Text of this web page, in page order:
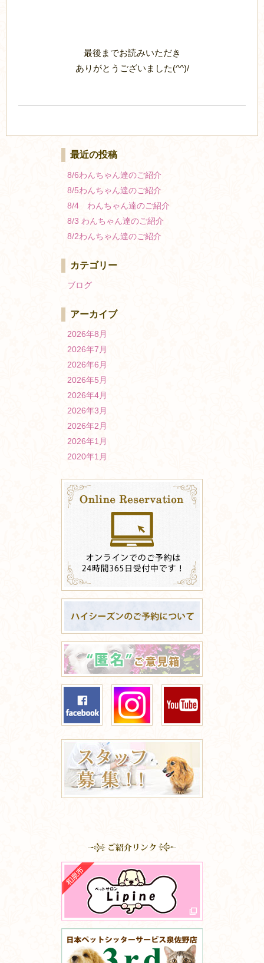
最後までお読みいただき
ありがとうございました(^^)/
最近の投稿
8/6わんちゃん達のご紹介
8/5わんちゃん達のご紹介
8/4 わんちゃん達のご紹介
8/3 わんちゃん達のご紹介
8/2わんちゃん達のご紹介
カテゴリー
ブログ
アーカイブ
2026年8月
2026年7月
2026年6月
2026年5月
2026年4月
2026年3月
2026年2月
2026年1月
2020年1月